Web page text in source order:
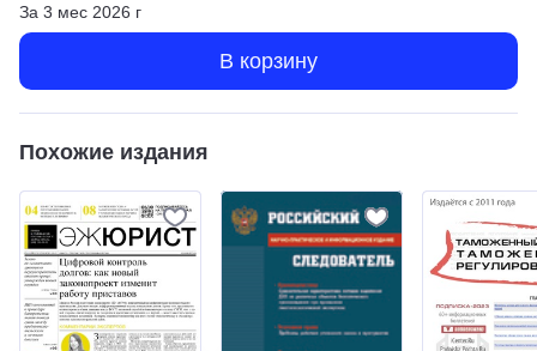
За 3 мес 2026 г
В корзину
Похожие издания